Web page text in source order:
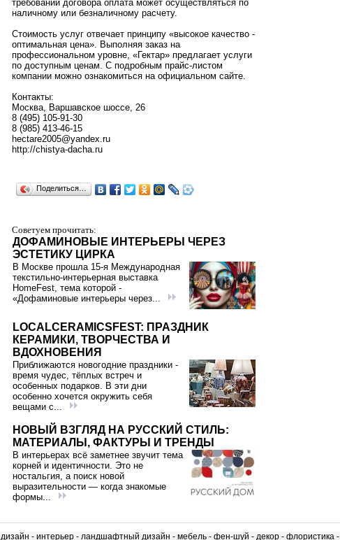
требований договора оплата может осуществляться по
наличному или безналичному расчету.
Стоимость услуг отвечает принципу «высокое качество -
оптимальная цена». Выполняя заказ на
профессиональном уровне, «Гектар» предлагает услуги
по доступным ценам. С подробным прайс-листом
компании можно ознакомиться на официальном сайте.
Контакты:
Москва, Варшавское шоссе, 26
8 (495) 105-91-30
8 (985) 413-46-15
hectare2005@yandex.ru
http://chistya-dacha.ru
Поделиться…
Советуем прочитать:
ДОФАМИНОВЫЕ ИНТЕРЬЕРЫ ЧЕРЕЗ
ЭСТЕТИКУ ЦИРКА
В Москве прошла 15‑я Международная
текстильно‑интерьерная выставка
HomeFest, тема которой -
«Дофаминовые интерьеры через...
LOCALCERAMICSFEST: ПРАЗДНИК
КЕРАМИКИ, ТВОРЧЕСТВА И
ВДОХНОВЕНИЯ
Приближаются новогодние праздники -
время чудес, тёплых встреч и
особенных подарков. В эти дни
особенно хочется окружить себя
вещами с...
НОВЫЙ ВЗГЛЯД НА РУССКИЙ СТИЛЬ:
МАТЕРИАЛЫ, ФАКТУРЫ И ТРЕНДЫ
В интерьерах всё заметнее звучит тема
корней и идентичности. Это не
ностальгия, а поиск новой
выразительности — когда знакомые
формы...
дизайн - интерьер- ландшафтный дизайн - мебель- фен-шуй - декор- флористика-